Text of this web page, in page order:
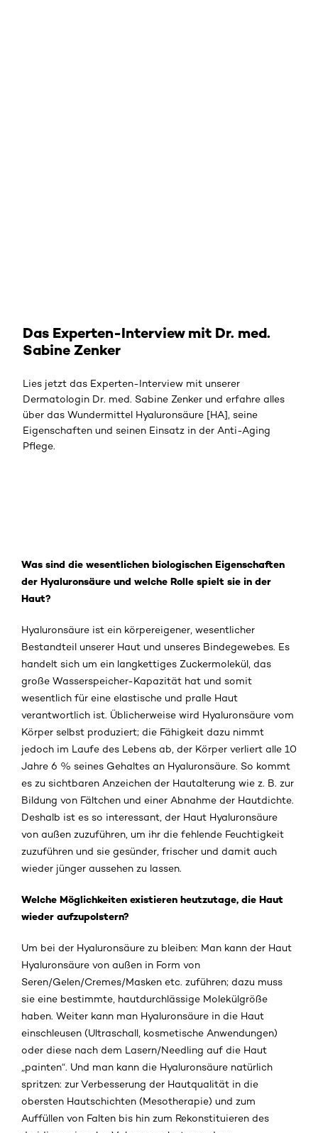
Das Experten-Interview mit Dr. med.
Sabine Zenker
Lies jetzt das Experten-Interview mit unserer
Dermatologin Dr. med. Sabine Zenker und erfahre alles
über das Wundermittel Hyaluronsäure [HA], seine
Eigenschaften und seinen Einsatz in der Anti-Aging
Pflege.
Was sind die wesentlichen biologischen Eigenschaften
der Hyaluronsäure und welche Rolle spielt sie in der
Haut?
Hyaluronsäure ist ein körpereigener, wesentlicher
Bestandteil unserer Haut und unseres Bindegewebes. Es
handelt sich um ein langkettiges Zuckermolekül, das
große Wasserspeicher-Kapazität hat und somit
wesentlich für eine elastische und pralle Haut
verantwortlich ist. Üblicherweise wird Hyaluronsäure vom
Körper selbst produziert; die Fähigkeit dazu nimmt
jedoch im Laufe des Lebens ab, der Körper verliert alle 10
Jahre 6 % seines Gehaltes an Hyaluronsäure. So kommt
es zu sichtbaren Anzeichen der Hautalterung wie z. B. zur
Bildung von Fältchen und einer Abnahme der Hautdichte.
Deshalb ist es so interessant, der Haut Hyaluronsäure
von außen zuzuführen, um ihr die fehlende Feuchtigkeit
zuzuführen und sie gesünder, frischer und damit auch
wieder jünger aussehen zu lassen.
Welche Möglichkeiten existieren heutzutage, die Haut
wieder aufzupolstern?
Um bei der Hyaluronsäure zu bleiben: Man kann der Haut
Hyaluronsäure von außen in Form von
Seren/Gelen/Cremes/Masken etc. zuführen; dazu muss
sie eine bestimmte, hautdurchlässige Molekülgröße
haben. Weiter kann man Hyaluronsäure in die Haut
einschleusen (Ultraschall, kosmetische Anwendungen)
oder diese nach dem Lasern/Needling auf die Haut
„painten“. Und man kann die Hyaluronsäure natürlich
spritzen: zur Verbesserung der Hautqualität in die
obersten Hautschichten (Mesotherapie) und zum
Auffüllen von Falten bis hin zum Rekonstituieren des